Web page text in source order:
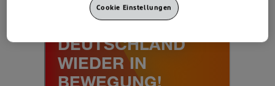
Cookie Einstellungen